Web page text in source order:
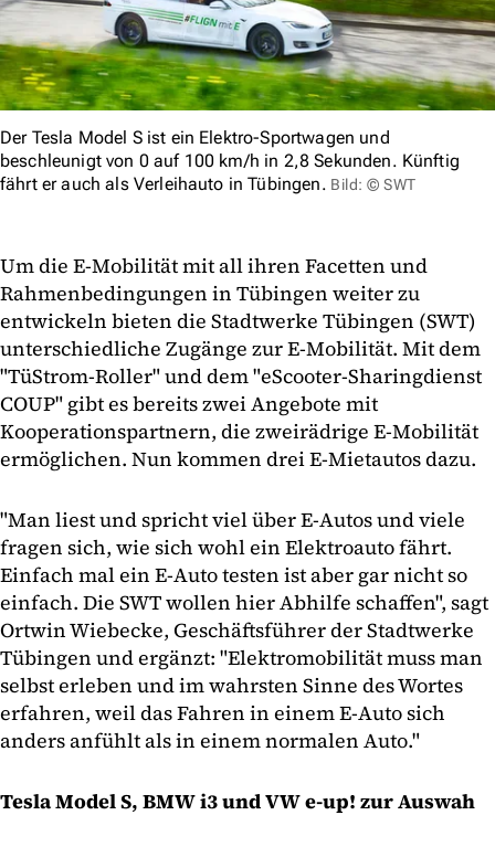
Der Tesla Model S ist ein Elektro-Sportwagen und
beschleunigt von 0 auf 100 km/h in 2,8 Sekunden. Künftig
fährt er auch als Verleihauto in Tübingen. Bild: © SWT
Um die E-Mobilität mit all ihren Facetten und
Rahmenbedingungen in Tübingen weiter zu
entwickeln bieten die Stadtwerke Tübingen (SWT)
unterschiedliche Zugänge zur E-Mobilität. Mit dem
"TüStrom-Roller" und dem "eScooter-Sharingdienst
COUP" gibt es bereits zwei Angebote mit
Kooperationspartnern, die zweirädrige E-Mobilität
ermöglichen. Nun kommen drei E-Mietautos dazu.
"Man liest und spricht viel über E-Autos und viele
fragen sich, wie sich wohl ein Elektroauto fährt.
Einfach mal ein E-Auto testen ist aber gar nicht so
einfach. Die SWT wollen hier Abhilfe schaffen", sagt
Ortwin Wiebecke, Geschäftsführer der Stadtwerke
Tübingen und ergänzt: "Elektromobilität muss man
selbst erleben und im wahrsten Sinne des Wortes
erfahren, weil das Fahren in einem E-Auto sich
anders anfühlt als in einem normalen Auto."
Tesla Model S, BMW i3 und VW e-up! zur Auswah